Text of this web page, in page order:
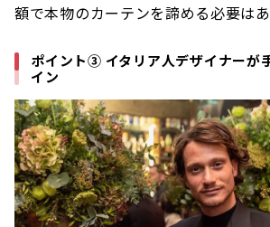
額で本物のカーテンを諦める必要はあ
ポイント③ イタリア人デザイナーが
イン